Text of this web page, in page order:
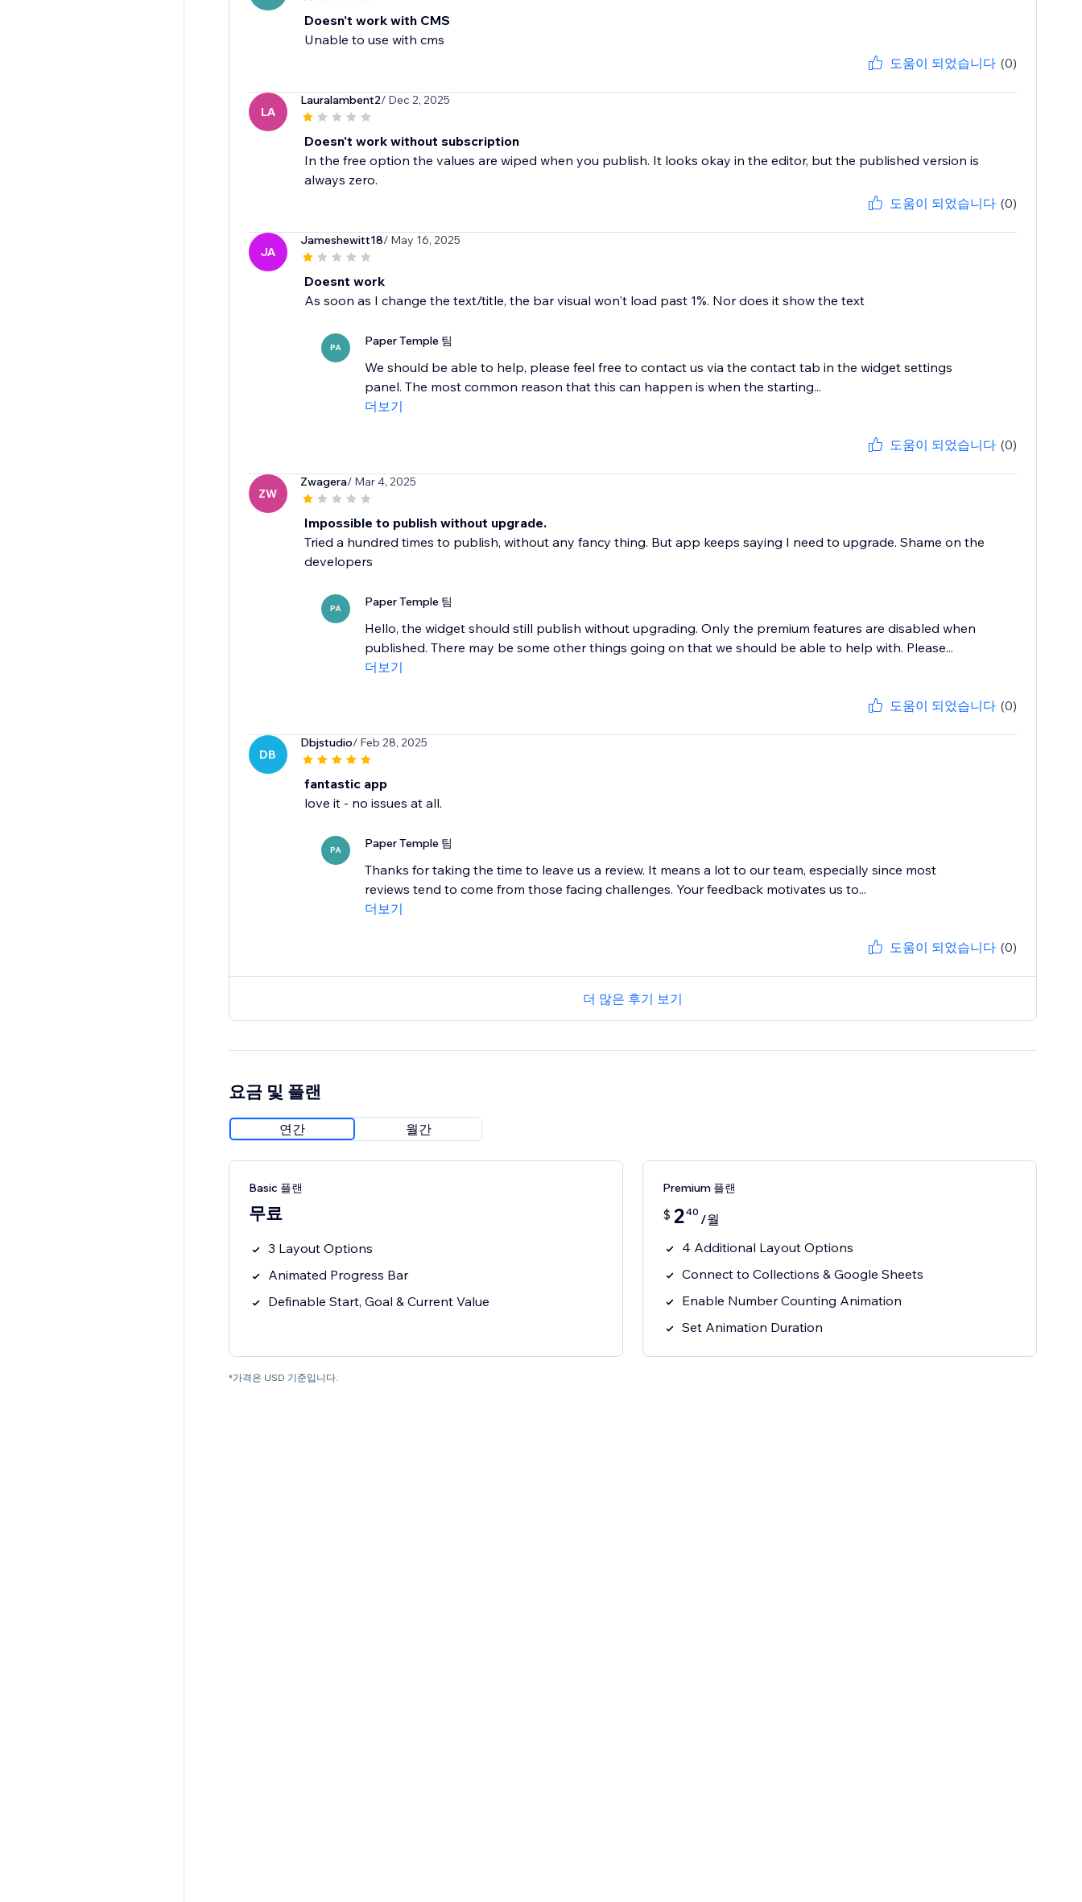
Doesn't work with CMS
Unable to use with cms
도움이 되었습니다 (0)
LA
Lauralambent2/ Dec 2, 2025
Doesn't work without subscription
In the free option the values are wiped when you publish. It looks okay in the editor, but the published version is
always zero.
도움이 되었습니다 (0)
JA
Jameshewitt18/ May 16, 2025
Doesnt work
As soon as I change the text/title, the bar visual won't load past 1%. Nor does it show the text
PA Paper Temple 팀
We should be able to help, please feel free to contact us via the contact tab in the widget settings
panel. The most common reason that this can happen is when the starting...
더보기
도움이 되었습니다 (0)
ZW
Zwagera/ Mar 4, 2025
Impossible to publish without upgrade.
Tried a hundred times to publish, without any fancy thing. But app keeps saying I need to upgrade. Shame on the
developers
PA Paper Temple 팀
Hello, the widget should still publish without upgrading. Only the premium features are disabled when
published. There may be some other things going on that we should be able to help with. Please...
더보기
도움이 되었습니다 (0)
DB
Dbjstudio/ Feb 28, 2025
fantastic app
love it - no issues at all.
PA Paper Temple 팀
Thanks for taking the time to leave us a review. It means a lot to our team, especially since most
reviews tend to come from those facing challenges. Your feedback motivates us to...
더보기
도움이 되었습니다 (0)
더 많은 후기 보기
요금 및 플랜
연간 월간
Basic 플랜
무료
3 Layout Options
Animated Progress Bar
Definable Start, Goal & Current Value
Premium 플랜
$ 240 /월
4 Additional Layout Options
Connect to Collections & Google Sheets
Enable Number Counting Animation
Set Animation Duration
*가격은 USD 기준입니다.